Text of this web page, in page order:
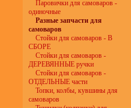
Паровички для самоваров -
одиночные
Разные запчасти для
самоваров
Стойки для самоваров - В
СБОРЕ
Стойки для самоваров -
ДЕРЕВЯННЫЕ ручки
Стойки для самоваров -
ОТДЕЛЬНЫЕ части
Топки, колбы, кувшины для
самоваров